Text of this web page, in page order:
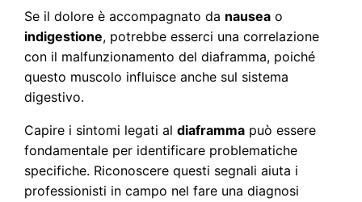
Se il dolore è accompagnato da nausea o
indigestione, potrebbe esserci una correlazione
con il malfunzionamento del diaframma, poiché
questo muscolo influisce anche sul sistema
digestivo.
Capire i sintomi legati aldiaframma può essere
fondamentale per identificare problematiche
specifiche. Riconoscere questi segnali aiuta i
professionisti in campo nel fare una diagnosi